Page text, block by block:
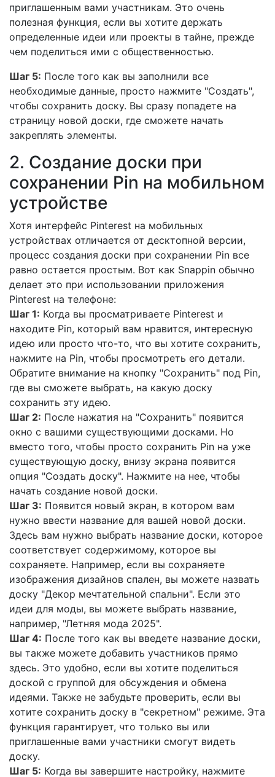
приглашенным вами участникам. Это очень
полезная функция, если вы хотите держать
определенные идеи или проекты в тайне, прежде
чем поделиться ими с общественностью.
Шаг 5: После того как вы заполнили все
необходимые данные, просто нажмите "Создать",
чтобы сохранить доску. Вы сразу попадете на
страницу новой доски, где сможете начать
закреплять элементы.
2. Создание доски при
сохранении Pin на мобильном
устройстве
Хотя интерфейс Pinterest на мобильных
устройствах отличается от десктопной версии,
процесс создания доски при сохранении Pin все
равно остается простым. Вот как Snappin обычно
делает это при использовании приложения
Pinterest на телефоне:
Шаг 1: Когда вы просматриваете Pinterest и
находите Pin, который вам нравится, интересную
идею или просто что-то, что вы хотите сохранить,
нажмите на Pin, чтобы просмотреть его детали.
Обратите внимание на кнопку "Сохранить" под Pin,
где вы сможете выбрать, на какую доску
сохранить эту идею.
Шаг 2: После нажатия на "Сохранить" появится
окно с вашими существующими досками. Но
вместо того, чтобы просто сохранить Pin на уже
существующую доску, внизу экрана появится
опция "Создать доску". Нажмите на нее, чтобы
начать создание новой доски.
Шаг 3: Появится новый экран, в котором вам
нужно ввести название для вашей новой доски.
Здесь вам нужно выбрать название доски, которое
соответствует содержимому, которое вы
сохраняете. Например, если вы сохраняете
изображения дизайнов спален, вы можете назвать
доску "Декор мечтательной спальни". Если это
идеи для моды, вы можете выбрать название,
например, "Летняя мода 2025".
Шаг 4: После того как вы введете название доски,
вы также можете добавить участников прямо
здесь. Это удобно, если вы хотите поделиться
доской с группой для обсуждения и обмена
идеями. Также не забудьте проверить, если вы
хотите сохранить доску в "секретном" режиме. Эта
функция гарантирует, что только вы или
приглашенные вами участники смогут видеть
доску.
Шаг 5: Когда вы завершите настройку, нажмите